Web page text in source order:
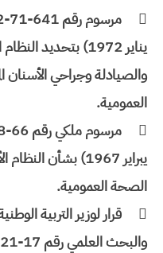

يناير 1972) بتحديد
والصيادلة وجراحي الأسنان
العمومية.

يبراير 1967) بشأن
الصحة العمومية.

قرار لوزير التربية